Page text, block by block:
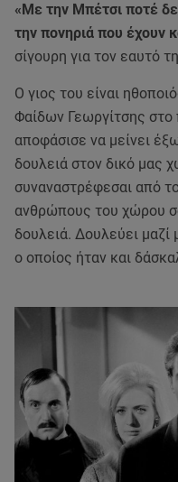
«Με την Μπέτσι ποτέ
την πονηριά που έχουν
σίγουρη για τον εαυτό
Ο γιος του είναι
Φαίδων Γεωργίτσης
αποφάσισε να μείνει
δουλειά στον δικό μας
συναναστρέφεσαι από
ανθρώπους του χώρου
δουλειά. Δουλεύει μαζί
ο οποίος ήταν και